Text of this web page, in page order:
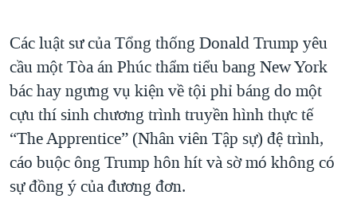
THƯỢNG ĐỈNH TRUMP-KIM TẠI VIỆT NAM
TRỊNH VĨNH BÌNH VS. CHÍNH PHỦ VIỆT NAM
NGƯ DÂN VIỆT VÀ LÀN SÓNG TRỘM HẢI SÂM
BÊN KIA QUỐC LỘ: TIẾNG VỌNG TỪ NÔNG THÔN MỸ
QUAN HỆ VIỆT MỸ
Các luật sư của Tổng thống Donald Trump yêu
cầu một Tòa án Phúc thẩm tiểu bang New York
bác hay ngưng vụ kiện về tội phỉ báng do một
cựu thí sinh chương trình truyền hình thực tế
“The Apprentice” (Nhân viên Tập sự) đệ trình,
cáo buộc ông Trump hôn hít và sờ mó không có
sự đồng ý của đương đơn.